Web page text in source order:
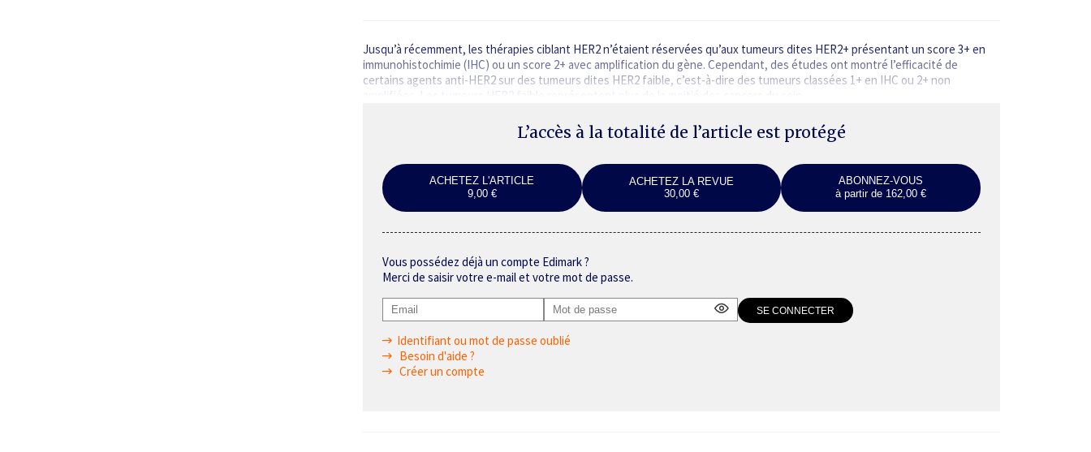
Jusqu’à récemment, les thérapies ciblant HER2 n’étaient réservées qu’aux tumeurs dites HER2+ présentant un score 3+ en
immunohistochimie (IHC) ou un score 2+ avec amplification du gène. Cependant, des études ont montré l’efficacité de
certains agents anti-HER2 sur des tumeurs dites HER2 faible, c’est-à-dire des tumeurs classées 1+ en IHC ou 2+ non
amplifiées. Les tumeurs HER2 faible représentent plus de la moitié des cancers du sein…
L’accès à la totalité de l’article est protégé
ACHETEZ L'ARTICLE
9,00 €
ACHETEZ LA REVUE
30,00 €
ABONNEZ-VOUS
à partir de 162,00 €
Vous possédez déjà un compte Edimark ?
Merci de saisir votre e-mail et votre mot de passe.
Identifiant ou mot de passe oublié
Besoin d'aide ?
Créer un compte